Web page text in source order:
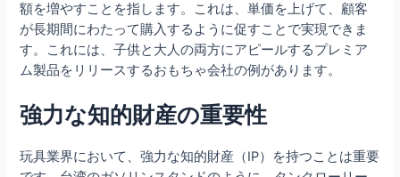
額を増やすことを指します。これは、単価を上げて、顧客
が長期間にわたって購入するように促すことで実現できま
す。これには、子供と大人の両方にアピールするプレミア
ム製品をリリースするおもちゃ会社の例があります。
強力な知的財産の重要性
玩具業界において、強力な知的財産（IP）を持つことは重要